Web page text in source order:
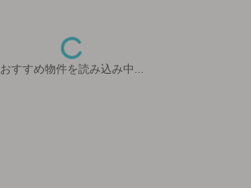
おすすめ物件を読み込み中...